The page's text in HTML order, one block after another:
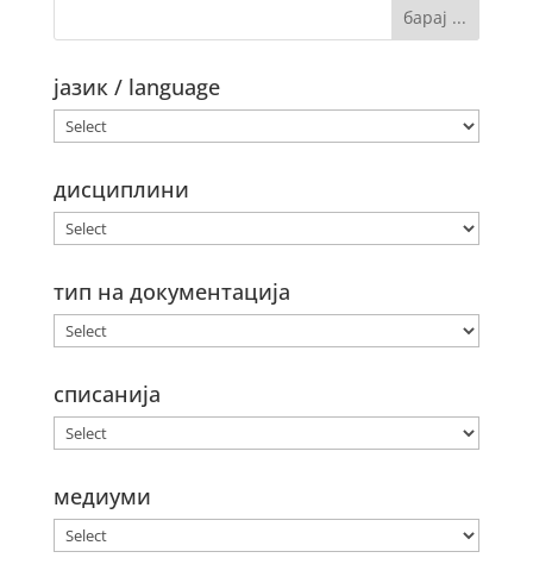
јазик / language
дисциплини
тип на документација
списанија
медиуми